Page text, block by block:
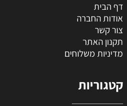
דף הבית
אודות החברה
צור קשר
תקנון האתר
מדיניות משלוחים
קטגוריות